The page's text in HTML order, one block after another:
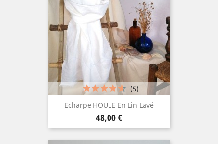
Echarpe HOULE En Lin Lavé
Prix
48,00 €
(5)